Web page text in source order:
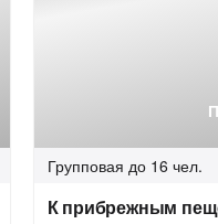
Групповая до 16 чел.
К прибрежным